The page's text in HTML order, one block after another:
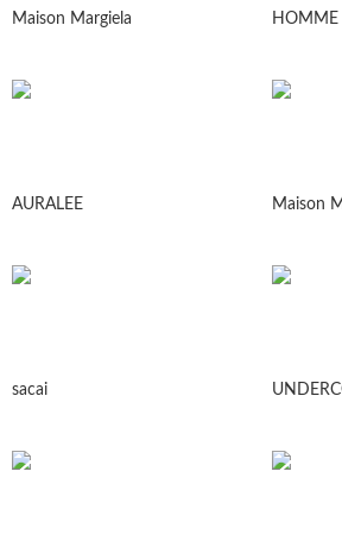
Maison Margiela HOMME
AURALEE Maison
sacai